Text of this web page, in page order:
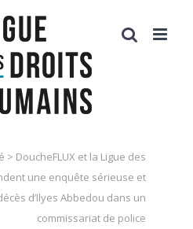
> DoucheFLUX et la Ligue des
une enquête sérieuse et
d’Ilyes Abbedou dans un
commissariat de police